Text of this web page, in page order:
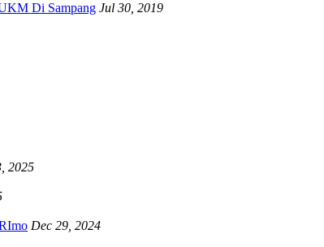
Di Sampang Jul 30, 2019
2025
Dec 29, 2024